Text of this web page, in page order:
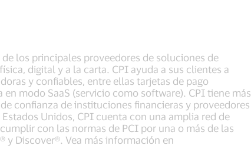
los principales proveedores de soluciones de
digital y a la carta. CPI ayuda a sus clientes a
y confiables, entre ellas tarjetas de pago
modo SaaS (servicio como software). CPI tiene más
confianza de instituciones financieras y proveedores
Unidos, CPI cuenta con una amplia red de
con las normas de PCI por una o más de las
y Discover®. Vea más información en